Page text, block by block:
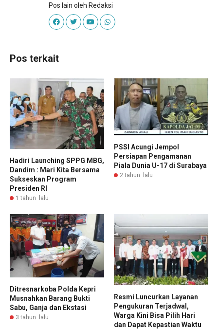
Pos lain oleh Redaksi
Pos terkait
Hadiri Launching SPPG MBG,
Dandim : Mari Kita Bersama
Sukseskan Program
Presiden RI
1 tahun lalu
PSSI Acungi Jempol
Persiapan Pengamanan
Piala Dunia U-17 di Surabaya
2 tahun lalu
Ditresnarkoba Polda Kepri
Musnahkan Barang Bukti
Sabu, Ganja dan Ekstasi
3 tahun lalu
Resmi Luncurkan Layanan
Pengukuran Terjadwal,
Warga Kini Bisa Pilih Hari
dan Dapat Kepastian Waktu